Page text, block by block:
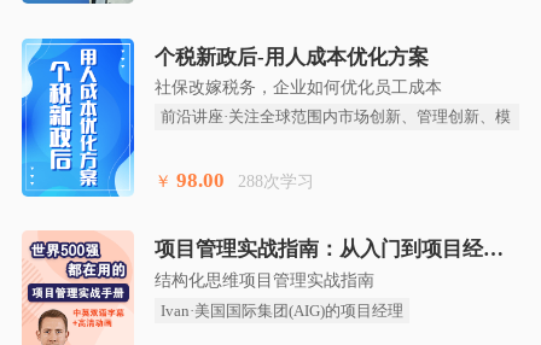
个税新政后-用人成本优化方案
社保改嫁税务，企业如何优化员工成本
前沿讲座·关注全球范围内市场创新、管理创新、模
￥ 98.00 288次学习
项目管理实战指南：从入门到项目经理
结构化思维项目管理实战指南
Ivan·美国国际集团(AIG)的项目经理